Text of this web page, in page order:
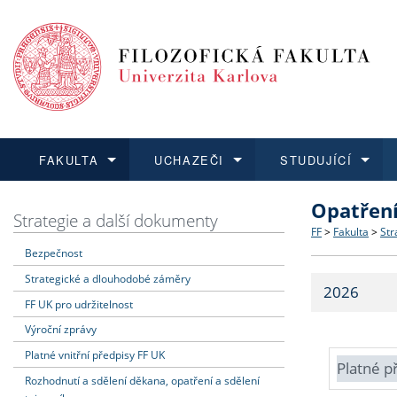
FAKULTA
Dozvědět se více
Struktura
Strategie
Fakultní
UCHAZEČI
Podat přihlášku
Co
Učitelské
STUDUJÍCÍ
Dozvědět se více
Dozvědět se více
O vědě a
Dozvědět se více
Aktuální
Strategie a další dokumenty
Bezpečnost
Strategické a dlouhodobé záměry
FF UK pro udržitelnost
Výroční zprávy
Platné vnitřní předpisy FF UK
Rozhodnutí a sdělení děkana, opatření a sdělení
FF > Fakulta >
2026
Platné